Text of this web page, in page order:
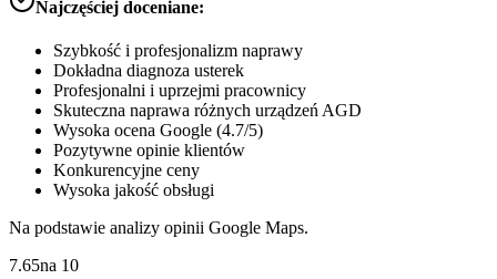
Najczęściej doceniane:
Szybkość i profesjonalizm naprawy
Dokładna diagnoza usterek
Profesjonalni i uprzejmi pracownicy
Skuteczna naprawa różnych urządzeń AGD
Wysoka ocena Google (4.7/5)
Pozytywne opinie klientów
Konkurencyjne ceny
Wysoka jakość obsługi
Na podstawie analizy opinii Google Maps.
7.65na 10